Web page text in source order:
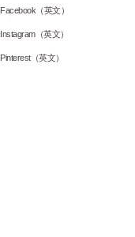
Facebook（英文）
Instagram（英文）
Pinterest（英文）